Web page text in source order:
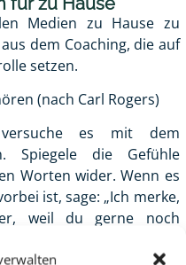
Medien zu Hause zu
dem Coaching, die auf
setzen.
(nach Carl Rogers)
es mit dem
Spiegele die Gefühle
Worten wider. Wenn es
ist, sage: „Ich merke,
weil du gerne noch
dabei: Du musst nicht mit
um ihn zu validieren.